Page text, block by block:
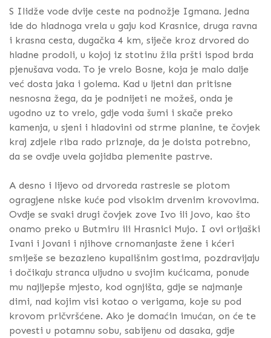
S Ilidže vode dvije ceste na podnožje Igmana. Jedna
ide do hladnoga vrela u gaju kod Krasnice, druga ravna
i krasna cesta, dugačka 4 km, siječe kroz drvored do
hladne prodoli, u kojoj iz stotinu žila pršti ispod brda
pjenušava voda. To je vrelo Bosne, koja je malo dalje
već dosta jaka i golema. Kad u ljetni dan pritisne
nesnosna žega, da je podnijeti ne možeš, onda je
ugodno uz to vrelo, gdje voda šumi i skače preko
kamenja, u sjeni i hladovini od strme planine, te čovjek
kraj zdjele riba rado priznaje, da je doista potrebno,
da se ovdje uvela gojidba plemenite pastrve.
A desno i lijevo od drvoreda rastresle se plotom
ogragjene niske kuće pod visokim drvenim krovovima.
Ovdje se svaki drugi čovjek zove Ivo ili Jovo, kao što
onamo preko u Butmiru ili Hrasnici Mujo. I ovi orijaški
Ivani i Jovani i njihove crnomanjaste žene i kćeri
smiješe se bezazleno kupališnim gostima, pozdravijaju
i dočikaju stranca uljudno u svojim kućicama, ponude
mu najljepše mjesto, kod ognjišta, gdje se najmanje
dimi, nad kojim visi kotao o verigama, koje su pod
krovom pričvršćene. Ako je domaćin imućan, on će te
povesti u potamnu sobu, sabijenu od dasaka, gdje